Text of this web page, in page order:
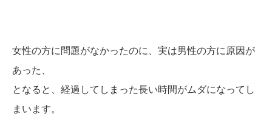
女性の方に問題がなかったのに、実は男性の方に原因が
あった、
となると、経過してしまった長い時間がムダになってし
まいます。